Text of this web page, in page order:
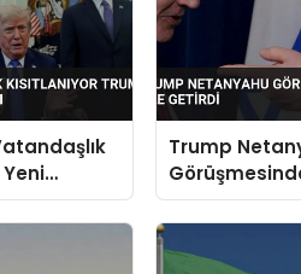
Yeni
Trump
Dile Getirdi